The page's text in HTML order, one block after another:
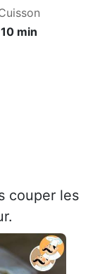
10 min
couper les